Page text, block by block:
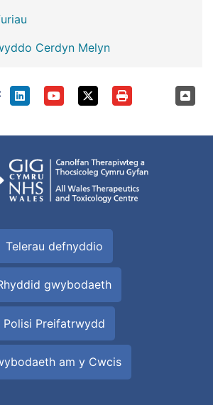
Cerdyn Melyn
Telerau defnyddio
gwybodaeth
Polisi Preifatrwydd
am y Cwcis